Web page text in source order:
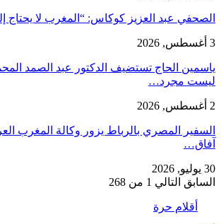
الصحفي عبد العزيز كوكاس: “المغرب لا
3 أغسطس, 2026
ياسمين الحاج تستضيف الدكتور عبد الصمد
ليست مجرد…
2 أغسطس, 2026
السفير المصري بالرباط يزور وكالة المغرب
آفاق…
30 يوليو, 2026
السابق التالي 1 من 268
أقلام حرة